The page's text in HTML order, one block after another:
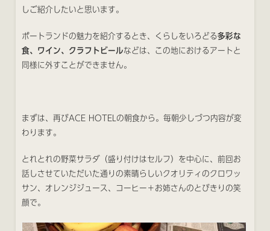
しご紹介したいと思います。
ポートランドの魅力を紹介するとき、くらしをいろどる多彩な
食、ワイン、クラフトビールなどは、この地におけるアートと
同様に外すことができません。
まずは、再びACE HOTELの朝食から。毎朝少しづつ内容が変
わります。
とれとれの野菜サラダ（盛り付けはセルフ）を中心に、前回お
話しさせていただいた通りの素晴らしいクオリティのクロワッ
サン、オレンジジュース、コーヒー＋お姉さんのとびきりの笑
顔で。